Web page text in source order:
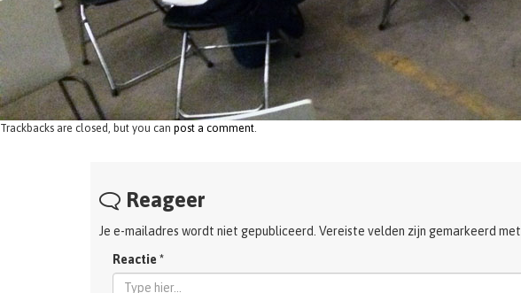
Trackbacks are closed, but you can post a comment.
Reageer
Je e-mailadres wordt niet gepubliceerd. Vereiste velden zijn gemarkeerd met
Reactie *